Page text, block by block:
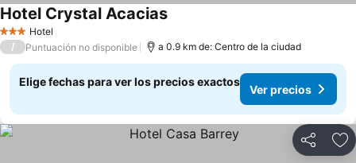
3 Estrellas
Hotel
Hotel Crystal AcaciasVer precios
/ Puntuación no disponible a 0.9 km de: Centro de la ciudad
Elige fechas para ver los precios exactos
Ver precios
Compartir